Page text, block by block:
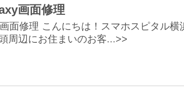
画面修理
面修理 こんにちは！スマホスピタル横
周辺にお住まいのお客...>>